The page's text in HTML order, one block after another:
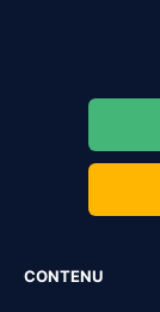
CONTENU